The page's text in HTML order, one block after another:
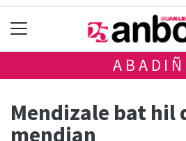
Mendizale bat hil
mendian